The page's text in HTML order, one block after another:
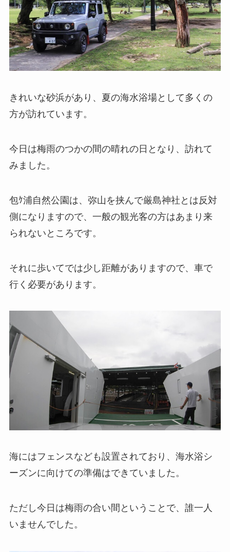
きれいな砂浜があり、夏の海水浴場として多くの
方が訪れています。
今日は梅雨のつかの間の晴れの日となり、訪れて
みました。
包ｹ浦自然公園は、弥山を挟んで厳島神社とは反対
側になりますので、一般の観光客の方はあまり来
られないところです。
それに歩いてでは少し距離がありますので、車で
行く必要があります。
海にはフェンスなども設置されており、海水浴シ
ーズンに向けての準備はできていました。
ただし今日は梅雨の合い間ということで、誰一人
いませんでした。